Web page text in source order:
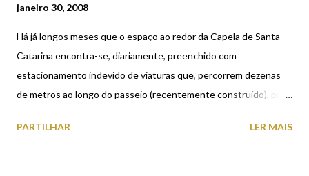
janeiro 30, 2008
Há já longos meses que o espaço ao redor da Capela de Santa
Catarina encontra-se, diariamente, preenchido com
estacionamento indevido de viaturas que, percorrem dezenas
de metros ao longo do passeio (recentemente construído), para
Não se compreende porque é que as autoridades competentes
PARTILHAR LER MAIS